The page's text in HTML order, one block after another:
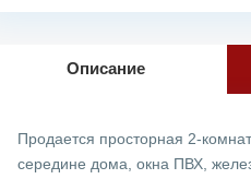
Описание
Продается просторная 2-
середине дома, окна ПВХ,